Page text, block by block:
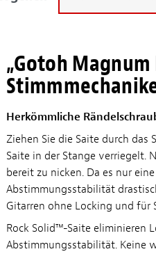
„Gotoh
Herkömmliche
Ziehen Sie die Saite durch
Saite in der Stange verriegelt.
bereit zu nicken. Da es nur
Abstimmungsstabilität
Gitarren ohne Locking und für
Rock Solid™-Saite eliminieren
Abstimmungsstabilität. Keine